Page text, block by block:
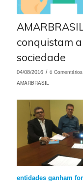
conquistam
sociedade
04/08/2016 / 0 Comentários
AMARBRASIL
entidades ganham